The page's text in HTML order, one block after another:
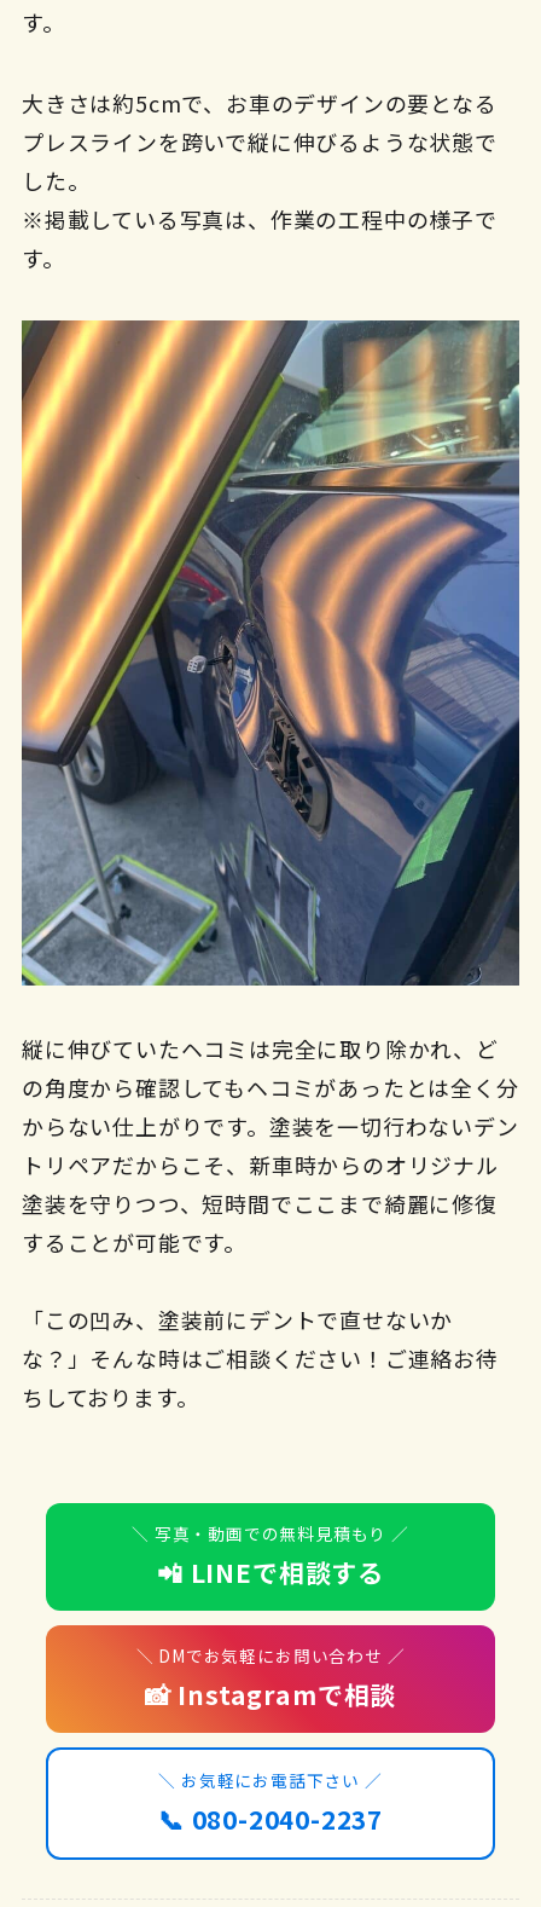
す。
大きさは約5cmで、お車のデザインの要となる
プレスラインを跨いで縦に伸びるような状態で
した。
※掲載している写真は、作業の工程中の様子で
す。
縦に伸びていたヘコミは完全に取り除かれ、ど
の角度から確認してもヘコミがあったとは全く分
からない仕上がりです。塗装を一切行わないデン
トリペアだからこそ、新車時からのオリジナル
塗装を守りつつ、短時間でここまで綺麗に修復
することが可能です。
「この凹み、塗装前にデントで直せないか
な？」そんな時はご相談ください！ご連絡お待
ちしております。
＼ 写真・動画での無料見積もり ／
📲 LINEで相談する
＼ DMでお気軽にお問い合わせ ／
📸 Instagramで相談
＼ お気軽にお電話下さい ／
📞 080-2040-2237